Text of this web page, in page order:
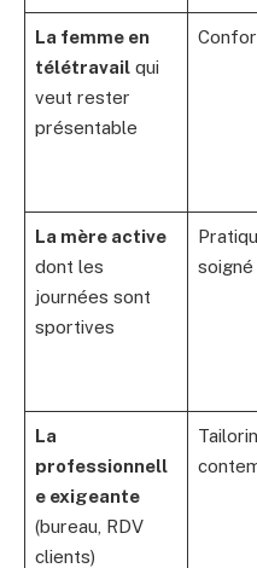
La femme en
télétravailqui
veut rester
présentable
La mère active
dont les
journées sont
sportives
soigné
La
professionnell
e exigeante
(bureau, RDV
clients)